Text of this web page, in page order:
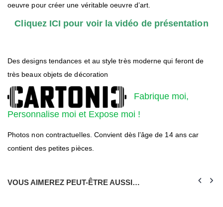
oeuvre pour créer une véritable oeuvre d’art.
Cliquez ICI pour voir la vidéo de présentation
Des designs tendances et au style très moderne qui feront de
très beaux objets de décoration
Fabrique moi,
Personnalise moi et Expose moi !
Photos non contractuelles. Convient dès l’âge de 14 ans car
contient des petites pièces.
VOUS AIMEREZ PEUT-ÊTRE AUSSI…